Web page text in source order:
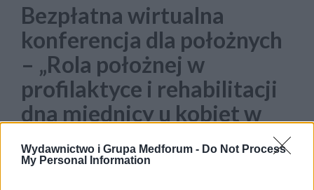
Wydawnictwo i Grupa Medforum - Do Not Process
My Personal Information
Bezpłatna wirtualna
konferencja dla położnych
– „Rola położnej w
profilaktyce i rehabilitacji
dna miednicy u kobiet w
połogu”